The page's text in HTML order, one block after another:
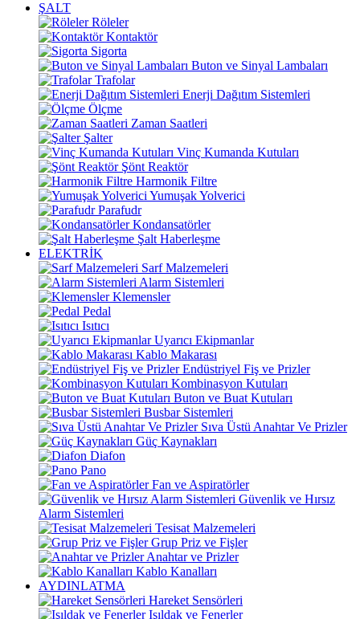
ŞALT
Röleler
Kontaktör
Sigorta
Buton ve Sinyal Lambaları
Trafolar
Enerji Dağıtım Sistemleri
Ölçme
Zaman Saatleri
Şalter
Vinç Kumanda Kutuları
Şönt Reaktör
Harmonik Filtre
Yumuşak Yolverici
Parafudr
Kondansatörler
Şalt Haberleşme
ELEKTRİK
Sarf Malzemeleri
Alarm Sistemleri
Klemensler
Pedal
Isıtıcı
Uyarıcı Ekipmanlar
Kablo Makarası
Endüstriyel Fiş ve Prizler
Kombinasyon Kutuları
Buton ve Buat Kutuları
Busbar Sistemleri
Sıva Üstü Anahtar Ve Prizler
Güç Kaynakları
Diafon
Pano
Fan ve Aspiratörler
Güvenlik ve Hırsız
Alarm Sistemleri
Tesisat Malzemeleri
Grup Priz ve Fişler
Anahtar ve Prizler
Kablo Kanalları
AYDINLATMA
Hareket Sensörleri
Işıldak ve Fenerler